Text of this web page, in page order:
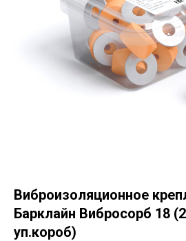
Виброизоляционное
Барклайн Вибросорб 18
уп.короб)